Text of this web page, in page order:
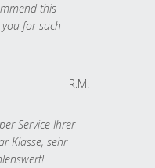
this
for such
R.M.
Service Ihrer
Klasse, sehr